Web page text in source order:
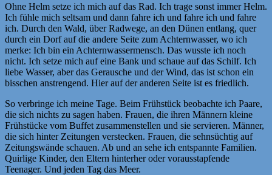
Ohne Helm setze ich mich auf das Rad. Ich trage sonst immer Helm.
Ich fühle mich seltsam und dann fahre ich und fahre ich und fahre
ich. Durch den Wald, über Radwege, an den Dünen entlang, quer
durch ein Dorf auf die andere Seite zum Achternwasser, wo ich
merke: Ich bin ein Achternwassermensch. Das wusste ich noch
nicht. Ich setze mich auf eine Bank und schaue auf das Schilf. Ich
liebe Wasser, aber das Gerausche und der Wind, das ist schon ein
bisschen anstrengend. Hier auf der anderen Seite ist es friedlich.
So verbringe ich meine Tage. Beim Frühstück beobachte ich Paare,
die sich nichts zu sagen haben. Frauen, die ihren Männern kleine
Frühstücke vom Buffet zusammenstellen und sie servieren. Männer,
die sich hinter Zeitungen verstecken. Frauen, die sehnsüchtig auf
Zeitungswände schauen. Ab und an sehe ich entspannte Familien.
Quirlige Kinder, den Eltern hinterher oder vorausstapfende
Teenager. Und jeden Tag das Meer.